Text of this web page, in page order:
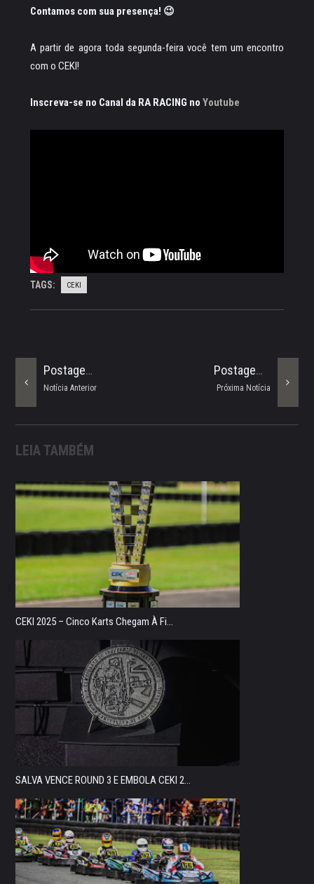
Contamos com sua presença! 😉
A partir de agora toda segunda-feira você tem um encontro
com o CEKI!
Inscreva-se no Canal da RA RACING no Youtube
TAGS: CEKI
Postagem Mais Recente
Próxima Notícia
Postagem Mais Antiga
Notícia Anterior
LEIA TAMBÉM
CEKI 2025 – Cinco Karts Chegam À Fi...
SALVA VENCE ROUND 3 E EMBOLA CEKI 2...